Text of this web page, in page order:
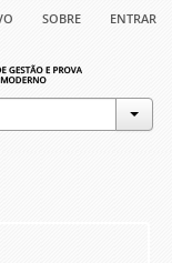
sobre entrar